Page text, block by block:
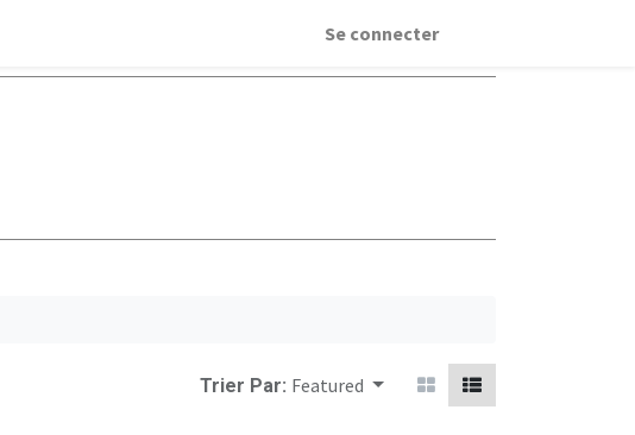
Se connecter
Trier Par: Featured